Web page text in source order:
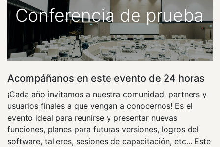
Conferencia de prueba
Acompáñanos en este evento de 24 horas
¡Cada año invitamos a nuestra comunidad, partners y
usuarios finales a que vengan a conocernos! Es el
evento ideal para reunirse y presentar nuevas
funciones, planes para futuras versiones, logros del
software, talleres, sesiones de capacitación, etc... Este